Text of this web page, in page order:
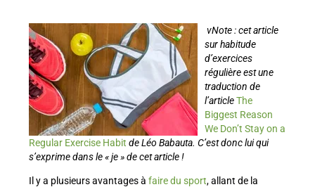
vNote : cet article
sur habitude
d’exercices
régulière est une
traduction de
l’articleThe
Biggest Reason
We Don’t Stay on a
Regular Exercise Habit de Léo Babauta. C’est donc lui qui
s’exprime dans le « je » de cet article !
Il y a plusieurs avantages à faire du sport, allant de la